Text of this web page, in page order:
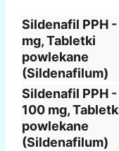
Sildenafil PPH
mg, Tabletki
powlekane
(Sildenafilum)
Sildenafil PPH -
100 mg,
powlekane
(Sildenafilum)